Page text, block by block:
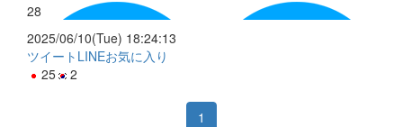
28
2025/06/10(Tue) 18:24:13
ツイート LINEお気に入り
25
2
1